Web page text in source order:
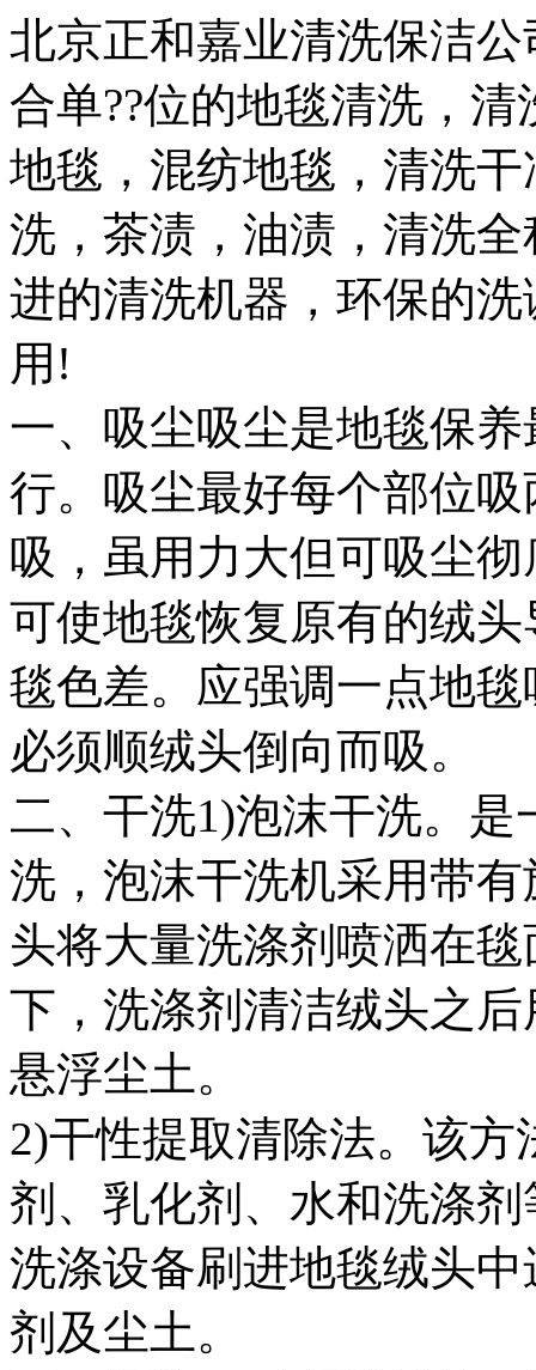
北京正和嘉业清洗保洁
合单??位的地毯清洗，
地毯，混纺地毯，清洗
洗，茶渍，油渍，清洗
进的清洗机器，环保的
用!
一、吸尘吸尘是地毯保
行。吸尘最好每个部位
吸，虽用力大但可吸尘
可使地毯恢复原有的绒
毯色差。应强调一点地
必须顺绒头倒向而吸。
二、干洗1)泡沫干洗。
洗，泡沫干洗机采用带
头将大量洗涤剂喷洒在
下，洗涤剂清洁绒头之
悬浮尘土。
2)干性提取清除法。该
剂、乳化剂、水和洗涤
洗涤设备刷进地毯绒头
剂及尘土。